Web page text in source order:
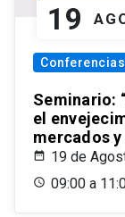
19
Conferencias
Seminario:
el
mercados
19 de
09:00 a